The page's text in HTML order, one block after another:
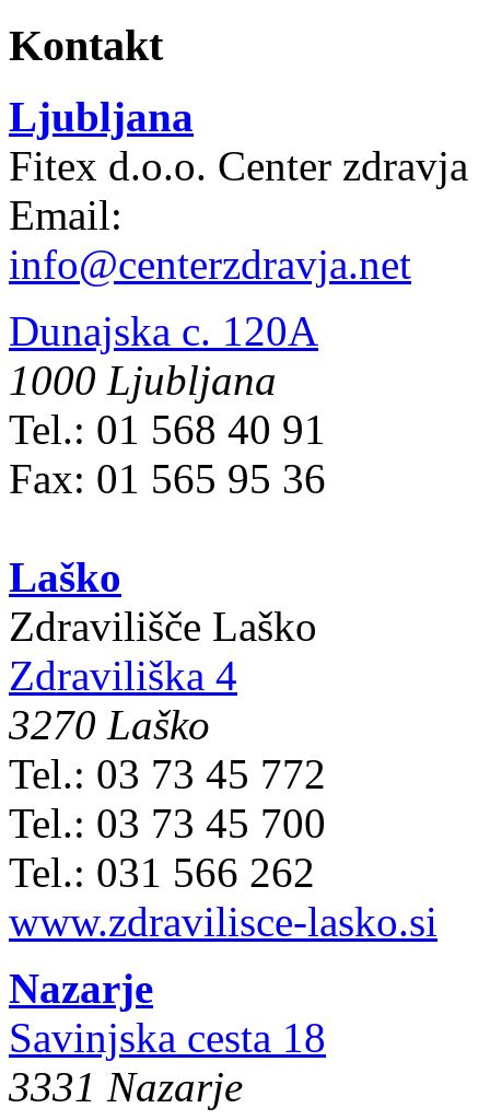
Kontakt
Ljubljana
Fitex d.o.o. Center zdravja
Email:
info@centerzdravja.net
Dunajska c. 120A
1000 Ljubljana
Tel.: 01 568 40 91
Fax: 01 565 95 36
Laško
Zdravilišče Laško
Zdraviliška 4
3270 Laško
Tel.: 03 73 45 772
Tel.: 03 73 45 700
Tel.: 031 566 262
www.zdravilisce-lasko.si
Nazarje
Savinjska cesta 18
3331 Nazarje